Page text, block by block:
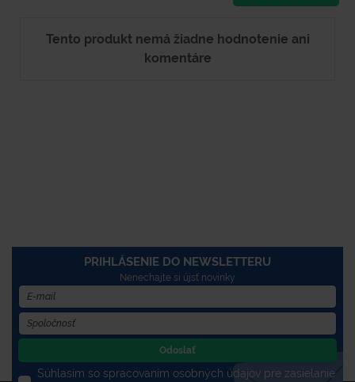
Tento produkt nemá žiadne hodnotenie ani
komentáre
PRIHLÁSENIE DO NEWSLETTERU
Nenechajte si újsť novinky
Odoslať
Súhlasím so spracovaním osobných údajov pre zasielanie